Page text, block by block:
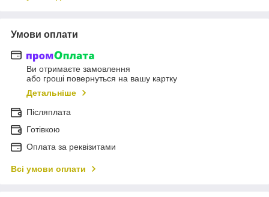
Умови оплати
Ви отримаєте замовлення
або гроші повернуться на вашу картку
Детальніше
Післяплата
Готівкою
Оплата за реквізитами
Всі умови оплати